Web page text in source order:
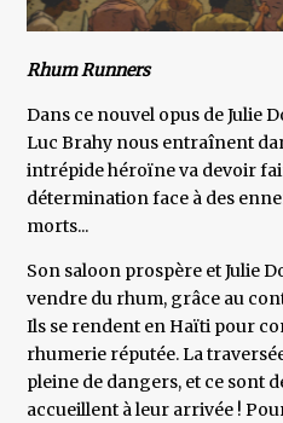
Rhum Runners
Dans ce nouvel opus de Julie
Luc Brahy nous entraînent
intrépide héroïne va devoir
détermination face à des
morts...
Son saloon prospère et Julie
vendre du rhum, grâce au
Ils se rendent en Haïti pour
rhumerie réputée. La
pleine de dangers, et ce sont
accueillent à leur arrivée !